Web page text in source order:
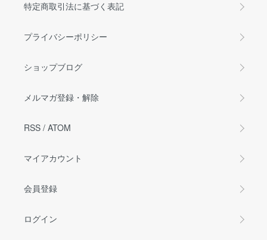
特定商取引法に基づく表記
プライバシーポリシー
ショップブログ
メルマガ登録・解除
RSS / ATOM
マイアカウント
会員登録
ログイン